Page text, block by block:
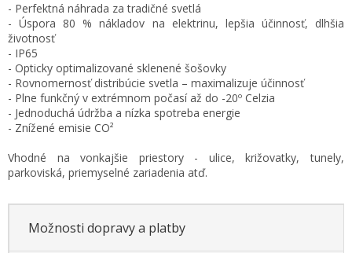
- Perfektná náhrada za tradičné svetlá
- Úspora 80 % nákladov na elektrinu, lepšia účinnosť, dlhšia
životnosť
- IP65
- Opticky optimalizované sklenené šošovky
- Rovnomernosť distribúcie svetla – maximalizuje účinnosť
- Plne funkčný v extrémnom počasí až do -20º Celzia
- Jednoduchá údržba a nízka spotreba energie
- Znížené emisie CO²
Vhodné na vonkajšie priestory - ulice, križovatky, tunely,
parkoviská, priemyselné zariadenia atď.
Možnosti dopravy a platby